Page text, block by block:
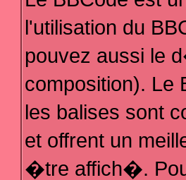
l'utilisation du
pouvez aussi le
composition). Le
les balises sont
et offrent un
�tre affich�.